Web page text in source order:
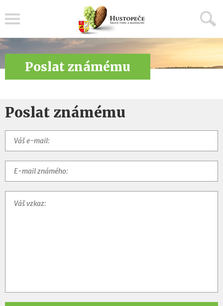
Poslat známému
Poslat známému